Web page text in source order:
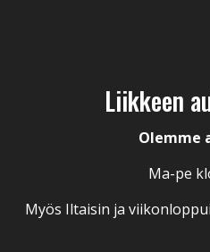
Liikkeen
Olemme
Ma-pe
Myös Iltaisin ja